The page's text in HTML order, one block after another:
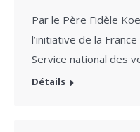
Par le Père Fidèle
l’initiative de la
Service national des
Détails